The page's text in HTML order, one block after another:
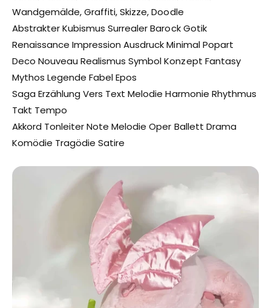
Wandgemälde, Graffiti, Skizze, Doodle
Abstrakter Kubismus Surrealer Barock Gotik
Renaissance Impression Ausdruck Minimal Popart
Deco Nouveau Realismus Symbol Konzept Fantasy
Mythos Legende Fabel Epos
Saga Erzählung Vers Text Melodie Harmonie Rhythmus
Takt Tempo
Akkord Tonleiter Note Melodie Oper Ballett Drama
Komödie Tragödie Satire